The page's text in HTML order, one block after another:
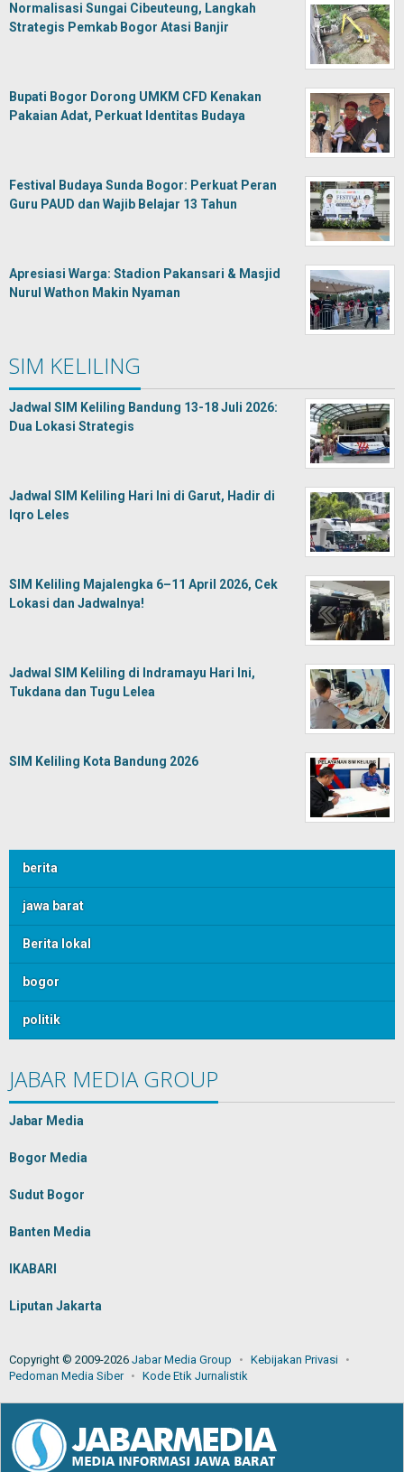
Normalisasi Sungai Cibeuteung, Langkah
Strategis Pemkab Bogor Atasi Banjir
Bupati Bogor Dorong UMKM CFD Kenakan
Pakaian Adat, Perkuat Identitas Budaya
Festival Budaya Sunda Bogor: Perkuat Peran
Guru PAUD dan Wajib Belajar 13 Tahun
Apresiasi Warga: Stadion Pakansari & Masjid
Nurul Wathon Makin Nyaman
SIM KELILING
Jadwal SIM Keliling Bandung 13-18 Juli 2026:
Dua Lokasi Strategis
Jadwal SIM Keliling Hari Ini di Garut, Hadir di
Iqro Leles
SIM Keliling Majalengka 6–11 April 2026, Cek
Lokasi dan Jadwalnya!
Jadwal SIM Keliling di Indramayu Hari Ini,
Tukdana dan Tugu Lelea
SIM Keliling Kota Bandung 2026
berita
jawa barat
Berita lokal
bogor
politik
JABAR MEDIA GROUP
Jabar Media
Bogor Media
Sudut Bogor
Banten Media
IKABARI
Liputan Jakarta
Copyright © 2009-2026 Jabar Media Group
Kebijakan Privasi
Pedoman Media Siber
Kode Etik Jurnalistik